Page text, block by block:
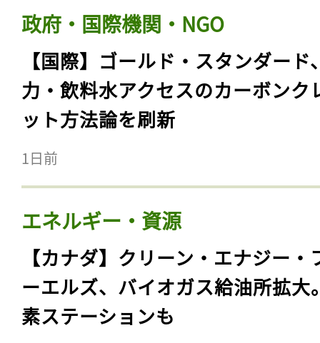
政府・国際機関・NGO
【国際】ゴールド・スタンダード
力・飲料水アクセスのカーボンク
ット方法論を刷新
1日前
エネルギー・資源
【カナダ】クリーン・エナジー・
ーエルズ、バイオガス給油所拡大
素ステーションも